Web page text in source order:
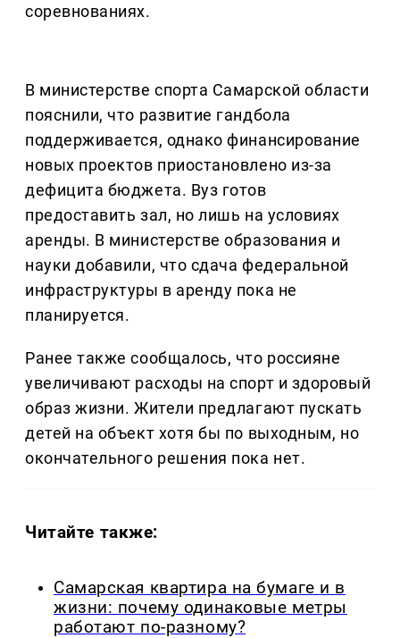
соревнованиях.
В министерстве спорта Самарской области
пояснили, что развитие гандбола
поддерживается, однако финансирование
новых проектов приостановлено из-за
дефицита бюджета. Вуз готов
предоставить зал, но лишь на условиях
аренды. В министерстве образования и
науки добавили, что сдача федеральной
инфраструктуры в аренду пока не
планируется.
Ранее также сообщалось, что россияне
увеличивают расходы на спорт и здоровый
образ жизни. Жители предлагают пускать
детей на объект хотя бы по выходным, но
окончательного решения пока нет.
Читайте также:
Самарская квартира на бумаге и в
жизни: почему одинаковые метры
работают по-разному?